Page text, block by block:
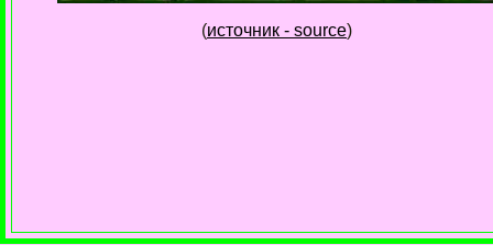
(источник - source)